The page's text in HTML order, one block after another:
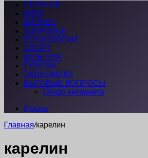
ГЛАВНАЯ
АВТО
БИЗНЕС
ЗДОРОВЬЕ
ТЕХНОЛОГИИ
СПОРТ
КУЛЬТУРА
ТУРИЗМ
ЭКОНОМИКА
БЫТОВЫЕ ВОПРОСЫ
Обзор интернета
Искать
Главная/карелин
карелин